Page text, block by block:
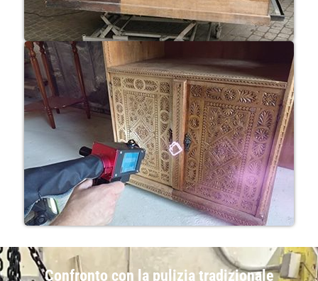
Confronto con la pulizia tradizionale